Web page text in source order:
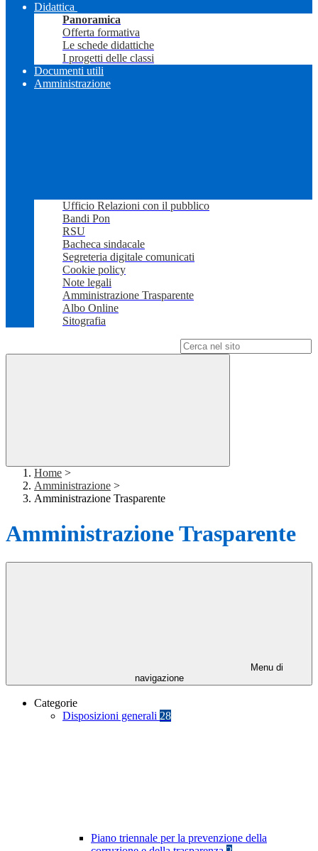
Didattica
Panoramica
Offerta formativa
Le schede didattiche
I progetti delle classi
Documenti utili
Amministrazione
Ufficio Relazioni con il pubblico
Bandi Pon
RSU
Bacheca sindacale
Segreteria digitale comunicati
Cookie policy
Note legali
Amministrazione Trasparente
Albo Online
Sitografia
Home >
Amministrazione >
Amministrazione Trasparente
Amministrazione Trasparente
Menu di
navigazione
Categorie
Disposizioni generali 28
Piano triennale per la prevenzione della